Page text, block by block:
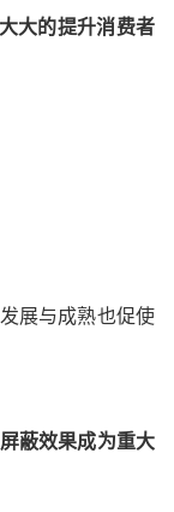
大的提升消费者
展与成熟也促使
蔽效果成为重大